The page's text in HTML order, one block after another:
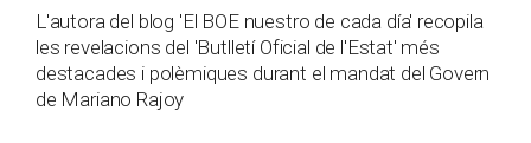
L'autora del blog 'El BOE nuestro de cada día' recopila
les revelacions del 'Butlletí Oficial de l'Estat' més
destacades i polèmiques durant el mandat del Govern
de Mariano Rajoy